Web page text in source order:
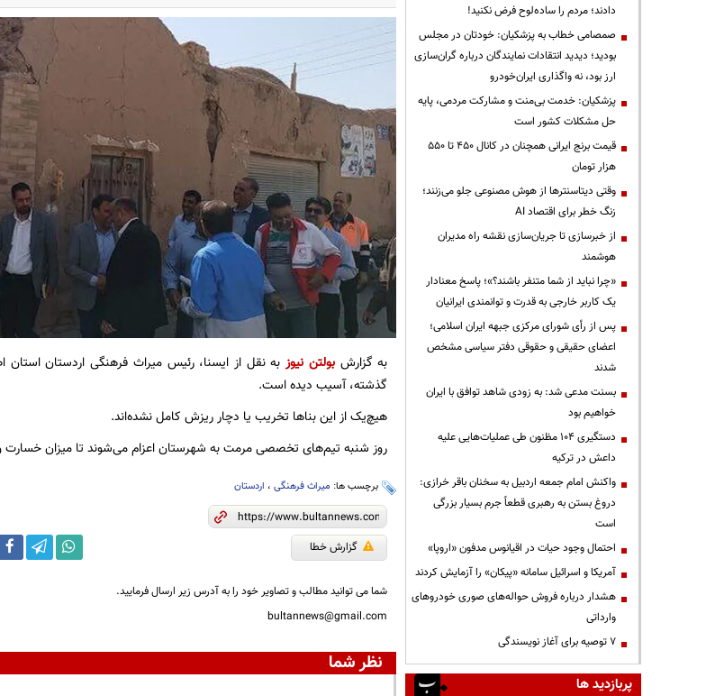
به گزارشبولتن نیوز
گذشته، آسیب دیده است.
هیچ‌یک از این بناها تخریب یا دچار ریزش کامل نشده‌اند.
روز شنبه تیم‌های تخصصی مرمت به شهرستان اعزام می‌شوند تا میزان خسارت
برچسب ها: میراث فرهنگی، اردستان
گزارش خطا
شما می توانید مطالب و تصاویر خود را به آدرس زیر ارسال فرمایید.
bultannews@gmail.com
نظر شما
دادند؛ مردم را ساده‌لوح فرض نکنید!
صمصامی خطاب به پزشکیان: خودتان در مجلس
بودید؛ دیدید انتقادات نمایندگان درباره گران‌سازی
ارز بود، نه واگذاری ایران‌خودرو
پزشکیان: خدمت بی‌منت و مشارکت مردمی، پایه
حل مشکلات کشور است
قیمت‌ برنج ایرانی همچنان در کانال ۴۵۰ تا ۵۵۰
هزار تومان
وقتی دیتاسنترها از هوش مصنوعی جلو می‌زنند؛
زنگ خطر برای اقتصاد AI
از خبرسازی تا جریان‌سازی نقشه راه مدیران
هوشمند
«چرا نباید از شما متنفر باشند؟»؛ پاسخ معنادار
یک کاربر خارجی به قدرت و توانمندی ایرانیان
پس از رأی شورای مرکزی جبهه ایران اسلامی؛
اعضای حقیقی و حقوقی دفتر سیاسی مشخص
شدند
بسنت مدعی شد: به زودی شاهد توافق با ایران
خواهیم بود
دستگیری ۱۰۴ مظنون طی عملیات‌هایی علیه
داعش در ترکیه
واکنش امام جمعه اردبیل به سخنان باقر خرازی:
دروغ بستن به رهبری قطعاً جرم بسیار بزرگی
است
احتمال وجود حیات در اقیانوس مدفون «اروپا»
آمریکا و اسرائیل سامانه «پیکان» را آزمایش کردند
هشدار درباره فروش حواله‌های صوری خودروهای
وارداتی
۷ توصیه برای آغاز نویسندگی
پربازدید ها